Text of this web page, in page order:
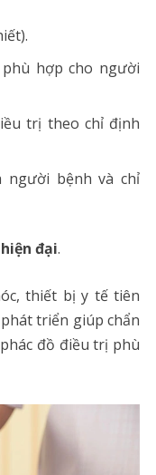
hợp cho người
trị theo chỉ định
người bệnh và chỉ
đại.
thiết bị y tế tiên
triển giúp chẩn
đồ điều trị phù